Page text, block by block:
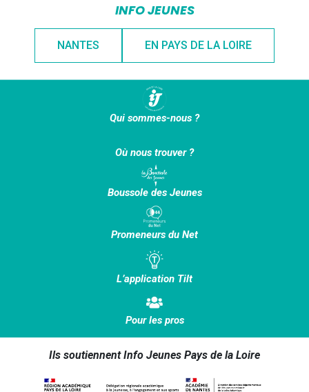
INFO JEUNES
NANTES EN PAYS DE LA LOIRE
Qui sommes-nous ?
Où nous trouver ?
Boussole des Jeunes
Promeneurs du Net
L’application Tilt
Pour les pros
Ils soutiennent Info Jeunes Pays de la Loire